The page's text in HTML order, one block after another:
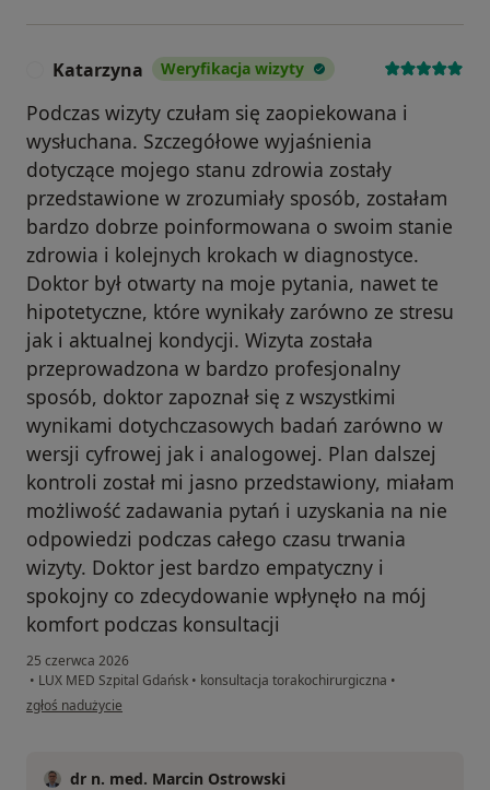
Katarzyna Weryfikacja wizyty
Podczas wizyty czułam się zaopiekowana i
wysłuchana. Szczegółowe wyjaśnienia
dotyczące mojego stanu zdrowia zostały
przedstawione w zrozumiały sposób, zostałam
bardzo dobrze poinformowana o swoim stanie
zdrowia i kolejnych krokach w diagnostyce.
Doktor był otwarty na moje pytania, nawet te
hipotetyczne, które wynikały zarówno ze stresu
jak i aktualnej kondycji. Wizyta została
przeprowadzona w bardzo profesjonalny
sposób, doktor zapoznał się z wszystkimi
wynikami dotychczasowych badań zarówno w
wersji cyfrowej jak i analogowej. Plan dalszej
kontroli został mi jasno przedstawiony, miałam
możliwość zadawania pytań i uzyskania na nie
odpowiedzi podczas całego czasu trwania
wizyty. Doktor jest bardzo empatyczny i
spokojny co zdecydowanie wpłynęło na mój
komfort podczas konsultacji
25 czerwca 2026
• LUX MED Szpital Gdańsk • konsultacja torakochirurgiczna •
w opinii użytkownika Katarzyna
zgłoś nadużycie
dr n. med. Marcin Ostrowski